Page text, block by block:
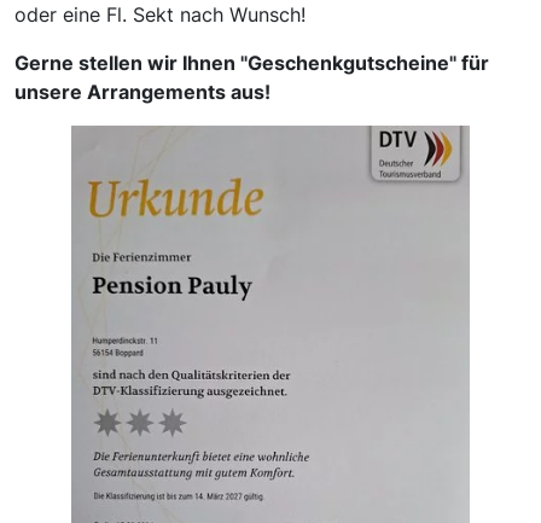
oder eine Fl. Sekt nach Wunsch!
Gerne stellen wir Ihnen "Geschenkgutscheine" für
unsere Arrangements aus!